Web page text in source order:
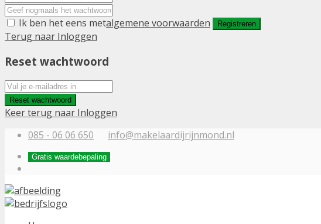
Ik ben het eens metalgemene voorwaarden Registreren
Terug naar Inloggen
Reset wachtwoord
Reset wachtwoord
Keer terug naar Inloggen
085 - 06 06 650
info@makelaardijrijnmond.nl
Gratis waardebepaling